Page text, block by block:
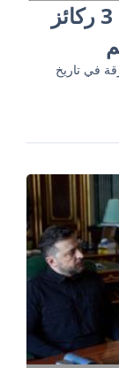
وزير الخارجية الأوكراني يحدد 3 ركائز
في تاريخ